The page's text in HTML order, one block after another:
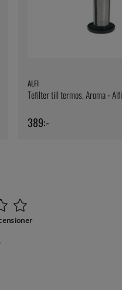
ALFI
Tefilter till termos, Aroma - Alfi
389:-